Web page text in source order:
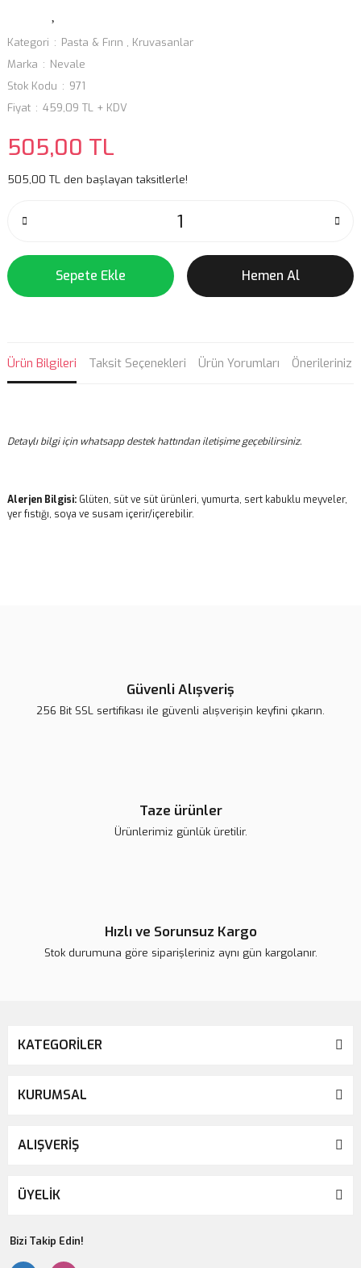
Kategori Pasta & Fırın , Kruvasanlar
Marka
Nevale
Stok Kodu
971
Fiyat
459,09 TL + KDV
505,00 TL
505,00 TL den başlayan taksitlerle!
Sepete Ekle Hemen Al
Ürün Bilgileri Taksit Seçenekleri Ürün Yorumları Önerileriniz
Detaylı bilgi için whatsapp destek hattından iletişime geçebilirsiniz.
Alerjen Bilgisi: Glüten, süt ve süt ürünleri, yumurta, sert kabuklu meyveler,
yer fıstığı, soya ve susam içerir/içerebilir.
Güvenli Alışveriş
256 Bit SSL sertifikası ile güvenli alışverişin keyfini çıkarın.
Taze ürünler
Ürünlerimiz günlük üretilir.
Hızlı ve Sorunsuz Kargo
Stok durumuna göre siparişleriniz aynı gün kargolanır.
KATEGORİLER
KURUMSAL
ALIŞVERİŞ
ÜYELİK
Bizi Takip Edin!